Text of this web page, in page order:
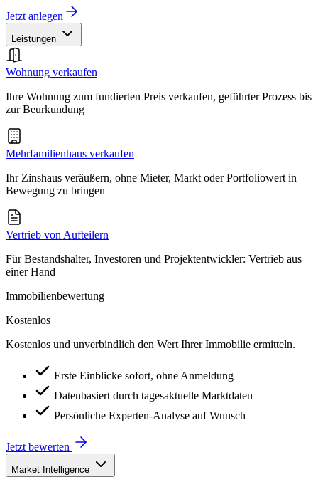
Jetzt anlegen
Leistungen
Wohnung verkaufen
Ihre Wohnung zum fundierten Preis verkaufen, geführter Prozess bis
zur Beurkundung
Mehrfamilienhaus verkaufen
Ihr Zinshaus veräußern, ohne Mieter, Markt oder Portfoliowert in
Bewegung zu bringen
Vertrieb von Aufteilern
Für Bestandshalter, Investoren und Projektentwickler: Vertrieb aus
einer Hand
Immobilienbewertung
Kostenlos
Kostenlos und unverbindlich den Wert Ihrer Immobilie ermitteln.
Erste Einblicke sofort, ohne Anmeldung
Datenbasiert durch tagesaktuelle Marktdaten
Persönliche Experten-Analyse auf Wunsch
Jetzt bewerten
Market Intelligence